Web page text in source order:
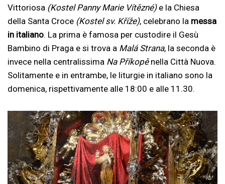
Vittoriosa (Kostel Panny Marie Vítězné)e la Chiesa
della Santa Croce (Kostel sv. Kříže), celebrano la messa
in italiano. La prima è famosa per custodire il Gesù
Bambino di Praga e si trova a Malá Strana, la seconda è
invece nella centralissima Na Příkopěnella Città Nuova.
Solitamente e in entrambe, le liturgie in italiano sono la
domenica, rispettivamente alle 18:00 e alle 11.30.